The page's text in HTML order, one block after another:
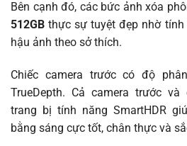
Bên cạnh đó, các bức ảnh xóa
512GB thực sự tuyệt đẹp nhờ
hậu ảnh theo sở thích.
Chiếc camera trước có độ
TrueDepth. Cả camera trước
trang bị tính năng SmartHDR
bằng sáng cực tốt, chân thực và